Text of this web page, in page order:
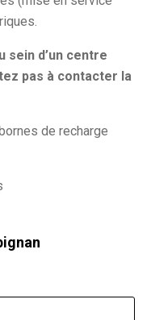
sein d’un centre
pas à contacter la
de recharge